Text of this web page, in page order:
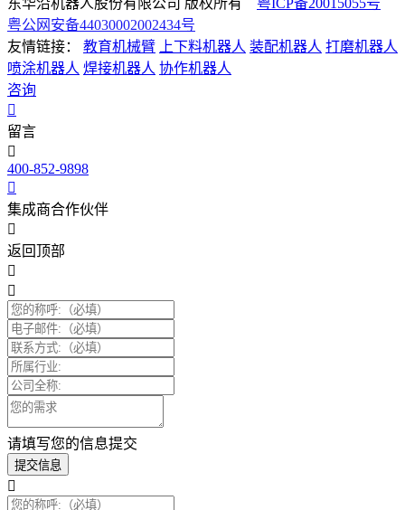
粤公网安备44030002002434号
友情链接：
教育机械臂 上下料机器人 装配机器人 打磨机器人
喷涂机器人 焊接机器人 协作机器人
咨询
留言
400-852-9898
集成商合作伙伴
返回顶部
请填写您的信息提交
提交信息